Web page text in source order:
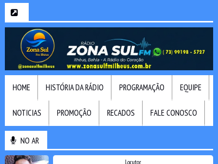
HOME HISTÓRIA DA RÁDIO PROGRAMAÇÃO EQUIPE
NOTICIAS PROMOÇÃO RECADOS FALE CONOSCO
NO AR